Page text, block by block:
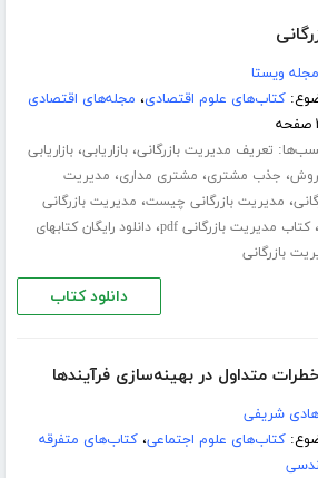
مجله ویستا
کتاب‌های علوم اقتصادی، مجله‌های اقتصادی
تعریف مدیریت بازرگانی،بازاریابی،بازاریابی
، جذب مشتری، مشتری مداری، مدیریت
، مدیریت بازرگانی چیست، مدیریت بازرگانی
،کتاب مدیریت بازرگانی pdf ،دانلود رایگان کتابهای
بازرگانی
دانلود کتاب
متداول در بهینه‌سازی فرآیندها
هادی شریفی
کتاب‌های علوم اجتماعی،کتاب‌های متفرقه